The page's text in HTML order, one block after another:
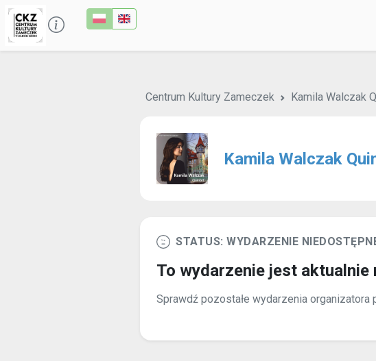
Centrum Kultury Zameczek Kamila Walczak
Kamila Walczak
STATUS: WYDARZENIE
To wydarzenie jest aktualnie
Sprawdź pozostałe wydarzenia organizatora